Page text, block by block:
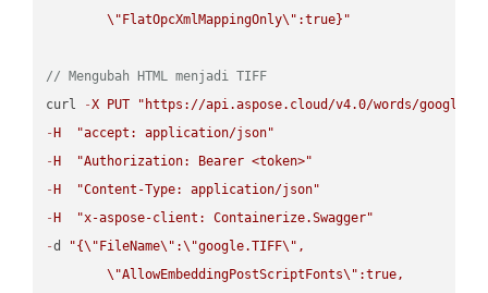
\" FlatOpcXmlMappingOnly\" :true}"
// Mengubah HTML menjadi TIFF
curl
-X PUT
"https://api.aspose.cloud/v4.0/words/
- H
"accept: application/json"
- H
"Authorization: Bearer <token>"
- H
"Content-Type: application/json"
- H
"x-aspose-client: Containerize.Swagger"
-d "{\" FileName\" :\"google.TIFF\" ,
\"AllowEmbeddingPostScriptFonts\" :true,